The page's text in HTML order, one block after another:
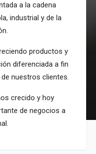
a la cadena
industrial y de la
productos y
diferenciada a fin
nuestros clientes.
crecido y hoy
de negocios a